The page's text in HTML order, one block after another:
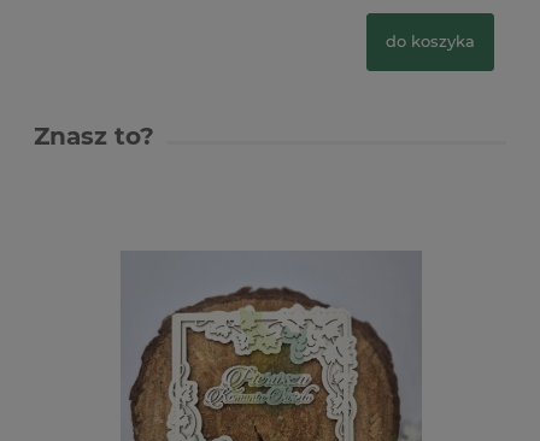
do koszyka
Znasz to?